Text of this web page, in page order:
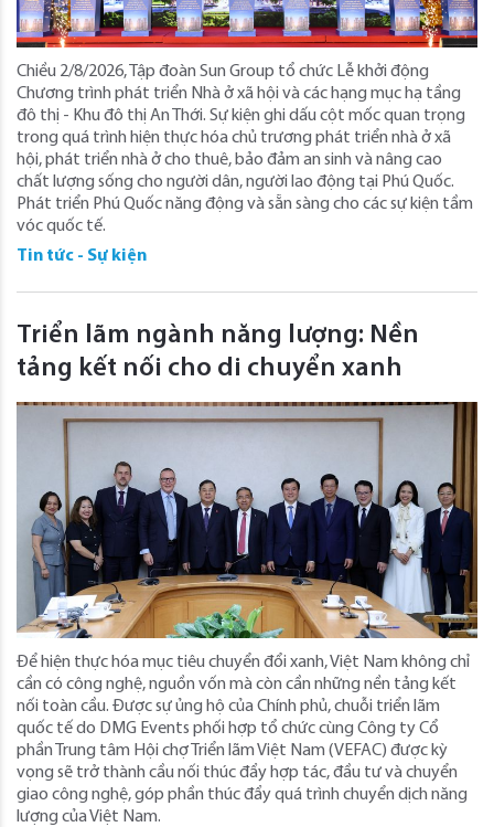
Chiều 2/8/2026, Tập đoàn Sun Group tổ chức Lễ khởi động
Chương trình phát triển Nhà ở xã hội và các hạng mục hạ tầng
đô thị - Khu đô thị An Thới. Sự kiện ghi dấu cột mốc quan trọng
trong quá trình hiện thực hóa chủ trương phát triển nhà ở xã
hội, phát triển nhà ở cho thuê, bảo đảm an sinh và nâng cao
chất lượng sống cho người dân, người lao động tại Phú Quốc.
Phát triển Phú Quốc năng động và sẵn sàng cho các sự kiện tầm
vóc quốc tế.
Tin tức - Sự kiện
Triển lãm ngành năng lượng: Nền
tảng kết nối cho di chuyển xanh
Để hiện thực hóa mục tiêu chuyển đổi xanh, Việt Nam không chỉ
cần có công nghệ, nguồn vốn mà còn cần những nền tảng kết
nối toàn cầu. Được sự ủng hộ của Chính phủ, chuỗi triển lãm
quốc tế do DMG Events phối hợp tổ chức cùng Công ty Cổ
phần Trung tâm Hội chợ Triển lãm Việt Nam (VEFAC) được kỳ
vọng sẽ trở thành cầu nối thúc đẩy hợp tác, đầu tư và chuyển
giao công nghệ, góp phần thúc đẩy quá trình chuyển dịch năng
lượng của Việt Nam.